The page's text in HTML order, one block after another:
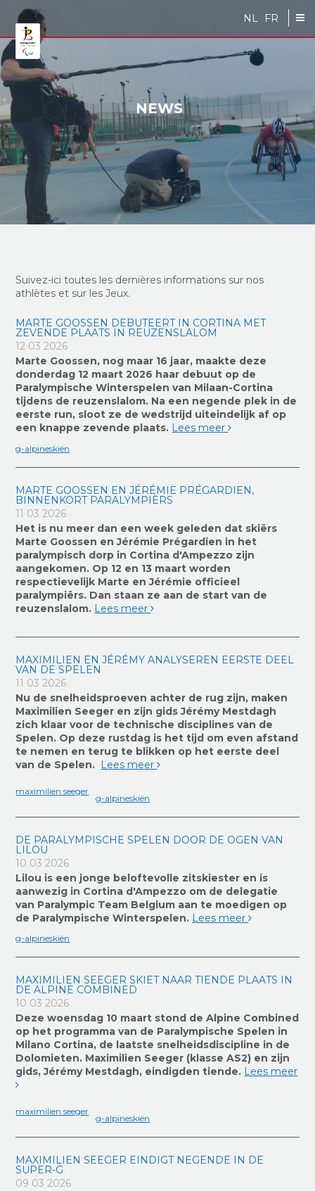
Skip to main content
NL FR
NEWS
Suivez-ici toutes les dernières informations sur nos
athlètes et sur les Jeux.
MARTE GOOSSEN DEBUTEERT IN CORTINA MET
ZEVENDE PLAATS IN REUZENSLALOM
12 03 2026
Marte Goossen, nog maar 16 jaar, maakte deze
donderdag 12 maart 2026 haar debuut op de
Paralympische Winterspelen van Milaan-Cortina
tijdens de reuzenslalom. Na een negende plek in de
eerste run, sloot ze de wedstrijd uiteindelijk af op
een knappe zevende plaats. Lees meer
g-alpineskiën
MARTE GOOSSEN EN JÉRÉMIE PRÉGARDIEN,
BINNENKORT PARALYMPIËRS
11 03 2026
Het is nu meer dan een week geleden dat skiërs
Marte Goossen en Jérémie Prégardien in het
paralympisch dorp in Cortina d'Ampezzo zijn
aangekomen. Op 12 en 13 maart worden
respectievelijk Marte en Jérémie officieel
paralympiërs. Dan staan ze aan de start van de
reuzenslalom. Lees meer
MAXIMILIEN EN JÉRÉMY ANALYSEREN EERSTE DEEL
VAN DE SPELEN
11 03 2026
Nu de snelheidsproeven achter de rug zijn, maken
Maximilien Seeger en zijn gids Jérémy Mestdagh
zich klaar voor de technische disciplines van de
Spelen. Op deze rustdag is het tijd om even afstand
te nemen en terug te blikken op het eerste deel
van de Spelen. Lees meer
maximilien seeger
g-alpineskiën
DE PARALYMPISCHE SPELEN DOOR DE OGEN VAN
LILOU
10 03 2026
Lilou is een jonge beloftevolle zitskiester en is
aanwezig in Cortina d'Ampezzo om de delegatie
van Paralympic Team Belgium aan te moedigen op
de Paralympische Winterspelen. Lees meer
g-alpineskiën
MAXIMILIEN SEEGER SKIET NAAR TIENDE PLAATS IN
DE ALPINE COMBINED
10 03 2026
Deze woensdag 10 maart stond de Alpine Combined
op het programma van de Paralympische Spelen in
Milano Cortina, de laatste snelheidsdiscipline in de
Dolomieten. Maximilien Seeger (klasse AS2) en zijn
gids, Jérémy Mestdagh, eindigden tiende. Lees meer
maximilien seeger
g-alpineskiën
MAXIMILIEN SEEGER EINDIGT NEGENDE IN DE
SUPER-G
09 03 2026